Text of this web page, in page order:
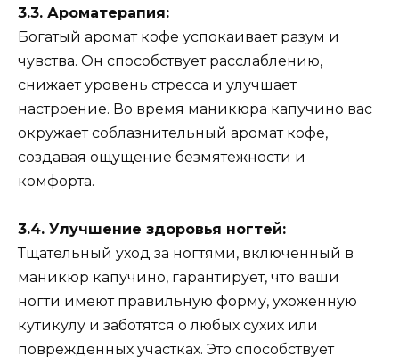
3.3. Ароматерапия:
Богатый аромат кофе успокаивает разум и
чувства. Он способствует расслаблению,
снижает уровень стресса и улучшает
настроение. Во время маникюра капучино вас
окружает соблазнительный аромат кофе,
создавая ощущение безмятежности и
комфорта.
3.4. Улучшение здоровья ногтей:
Тщательный уход за ногтями, включенный в
маникюр капучино, гарантирует, что ваши
ногти имеют правильную форму, ухоженную
кутикулу и заботятся о любых сухих или
поврежденных участках. Это способствует